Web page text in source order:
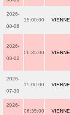
2026-
08-06
15:00:00 VIENNE
2026-
08-02
06:35:00 VIENNE
2026-
07-30
15:00:00 VIENNE
2026-
06:35:00 VIENNE